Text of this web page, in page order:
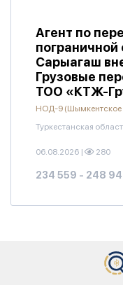
Агент по
пограничной
Сарыагаш
Грузовые
ТОО «КТЖ-
НОД-9 (Шымкентское
Туркестанская
06.08.2026 | 280
234 559 - 248